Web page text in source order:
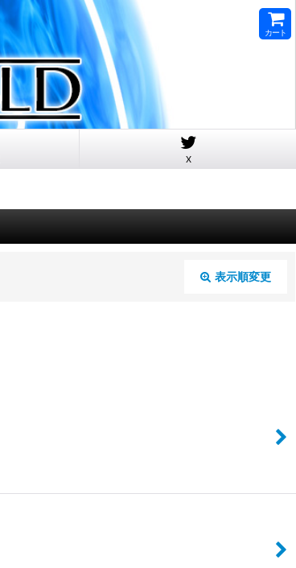
カート
X
表示順変更